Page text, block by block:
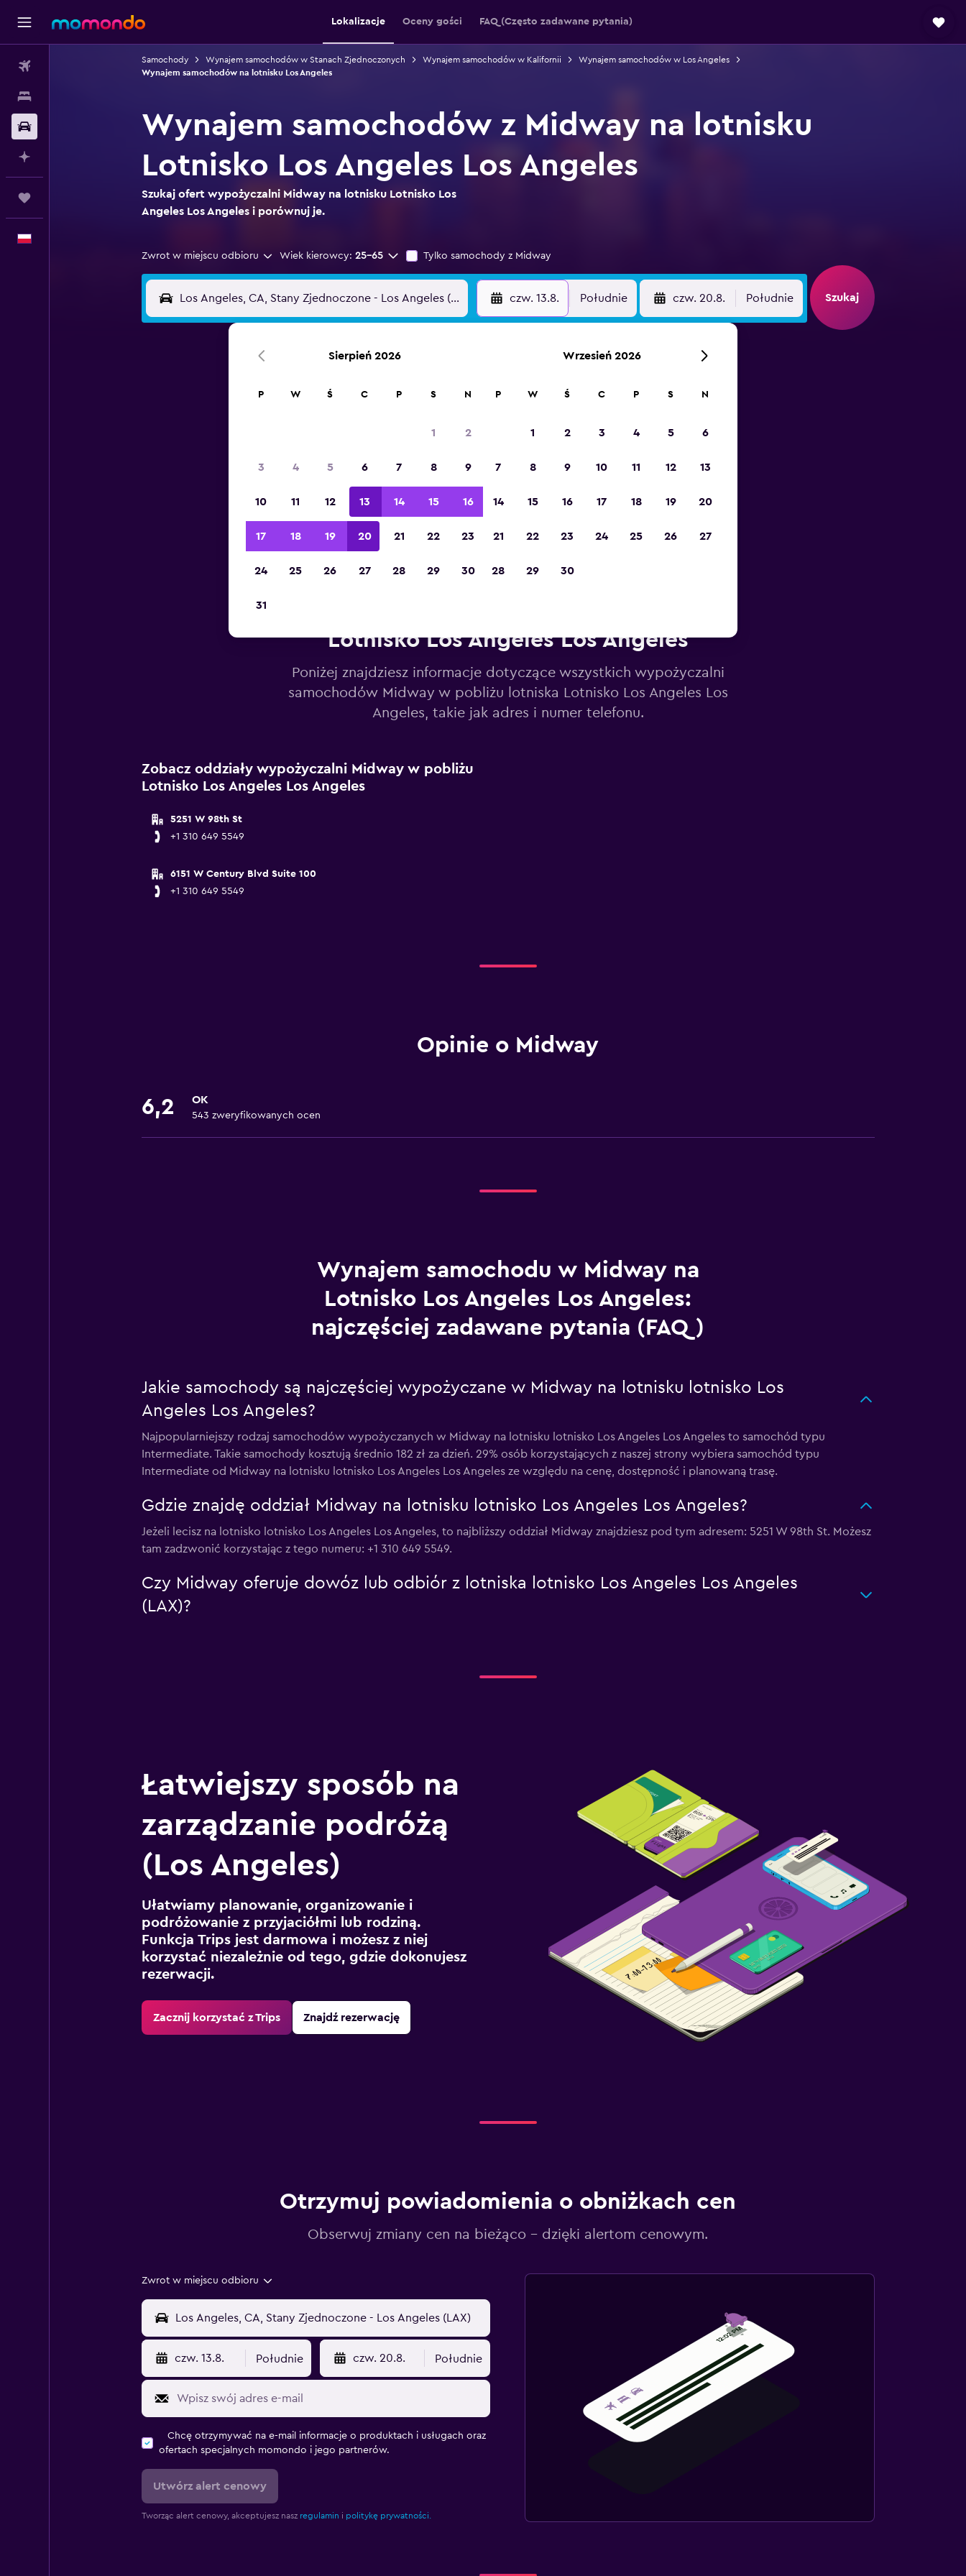
Lokalizacje Oceny gości FAQ (Często zadawane pytania)
Samochody Wynajem samochodów w Stanach Zjednoczonych Wynajem samochodów w Kalifornii
Wynajem samochodów w Los Angeles
Wynajem samochodów na lotnisku Los Angeles
Wynajem samochodów z Midway na lotnisku
Lotnisko Los Angeles Los Angeles
Szukaj ofert wypożyczalni Midway na lotnisku Lotnisko Los
Angeles Los Angeles i porównuj je.
Zwrot w miejscu odbioru Wiek kierowcy: 25-65 Tylko samochody z Midway
czw. 13.8. Południe czw. 20.8. Południe Szukaj
turystyczna w Europie” w 2023 roku
Lotnisko Los Angeles Los Angeles
Poniżej znajdziesz informacje dotyczące wszystkich wypożyczalni
samochodów Midway w pobliżu lotniska Lotnisko Los Angeles Los
Angeles, takie jak adres i numer telefonu.
Zobacz oddziały wypożyczalni Midway w pobliżu
Lotnisko Los Angeles Los Angeles
5251 W 98th St
+1 310 649 5549
6151 W Century Blvd Suite 100
+1 310 649 5549
Opinie o Midway
6,2 OK
543 zweryfikowanych ocen
Wynajem samochodu w Midway na
Lotnisko Los Angeles Los Angeles:
najczęściej zadawane pytania (FAQ)
Jakie samochody są najczęściej wypożyczane w Midway na lotnisku lotnisko Los
Angeles Los Angeles?
Najpopularniejszy rodzaj samochodów wypożyczanych w Midway na lotnisku lotnisko Los Angeles Los Angeles to samochód typu
Intermediate. Takie samochody kosztują średnio 182 zł za dzień. 29% osób korzystających z naszej strony wybiera samochód typu
Intermediate od Midway na lotnisku lotnisko Los Angeles Los Angeles ze względu na cenę, dostępność i planowaną trasę.
Gdzie znajdę oddział Midway na lotnisku lotnisko Los Angeles Los Angeles?
Jeżeli lecisz na lotnisko lotnisko Los Angeles Los Angeles, to najbliższy oddział Midway znajdziesz pod tym adresem: 5251 W 98th St. Możesz
tam zadzwonić korzystając z tego numeru: +1 310 649 5549.
Czy Midway oferuje dowóz lub odbiór z lotniska lotnisko Los Angeles Los Angeles
(LAX)?
Łatwiejszy sposób na
zarządzanie podróżą
(Los Angeles)
Ułatwiamy planowanie, organizowanie i
podróżowanie z przyjaciółmi lub rodziną.
Funkcja Trips jest darmowa i możesz z niej
korzystać niezależnie od tego, gdzie dokonujesz
rezerwacji.
Zacznij korzystać z Trips Znajdź rezerwację
Otrzymuj powiadomienia o obniżkach cen
Obserwuj zmiany cen na bieżąco – dzięki alertom cenowym.
Zwrot w miejscu odbioru
czw. 13.8. Południe czw. 20.8. Południe
Chcę otrzymywać na e-mail informacje o produktach i usługach oraz
ofertach specjalnych momondo i jego partnerów.
Utwórz alert cenowy
Tworząc alert cenowy, akceptujesz nasz regulamin i politykę prywatności.
Sierpień 2026
P W Ś C P S N
1 2
3 4 5 6 7 8 9
10 11 12 13 14 15 16
17 18 19 20 21 22 23
24 25 26 27 28 29 30
31
Wrzesień 2026
P W Ś C P S N
1 2 3 4 5 6
7 8 9 10 11 12 13
14 15 16 17 18 19 20
21 22 23 24 25 26 27
28 29 30